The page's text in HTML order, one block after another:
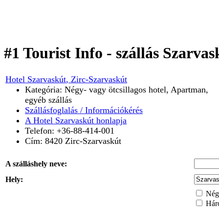
#1 Tourist Info - szállás
Hotel Szarvaskút, Zirc-Szarvaskút
Kategória: Négy- vagy ötcsillagos hotel, Apartman,
egyéb szállás
Szállásfoglalás / Információkérés
A Hotel Szarvaskút honlapja
Telefon: +36-88-414-001
Cím: 8420 Zirc-Szarvaskút
A szálláshely neve:
Hely: